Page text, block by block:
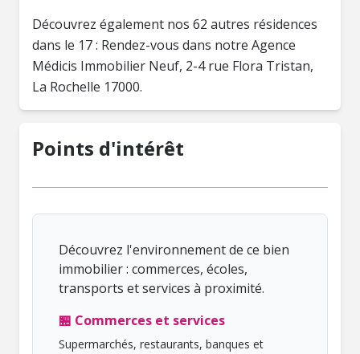
Découvrez également nos 62 autres résidences
dans le 17 : Rendez-vous dans notre Agence
Médicis Immobilier Neuf, 2-4 rue Flora Tristan,
La Rochelle 17000.
Points d'intérêt
Découvrez l'environnement de ce bien
immobilier : commerces, écoles,
transports et services à proximité.
🏪 Commerces et services
Supermarchés, restaurants, banques et